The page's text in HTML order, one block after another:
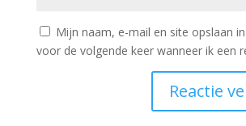
Mijn naam, e-mail en site opslaan
voor de volgende keer wanneer ik een